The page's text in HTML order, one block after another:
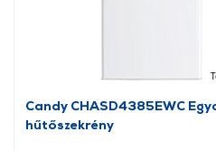
Candy CHASD4385EWC
hűtőszekrény